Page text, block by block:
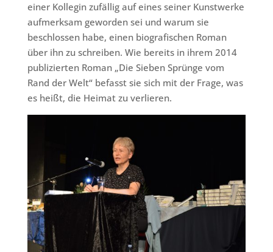
einer Kollegin zufällig auf eines seiner Kunstwerke
aufmerksam geworden sei und warum sie
beschlossen habe, einen biografischen Roman
über ihn zu schreiben. Wie bereits in ihrem 2014
publizierten Roman „Die Sieben Sprünge vom
Rand der Welt“ befasst sie sich mit der Frage, was
es heißt, die Heimat zu verlieren.